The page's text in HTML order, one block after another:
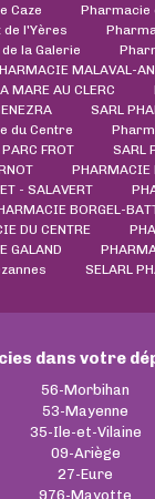
Caze
Pharmacie
de l'Yères
la Galerie
MALAVAL-
MARE AU CLERC
SARL
du Centre
FROT
SARL
PHARMACIE
- SALAVERT
BORGEL-
DU CENTRE
GALAND
SELARL
dans votre
56-Morbihan
53-Mayenne
35-Ile-et-Vilaine
09-Ariège
27-Eure
976-Mayotte